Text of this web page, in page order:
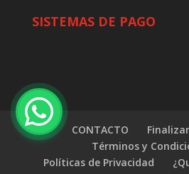
SISTEMAS DE PAGO
CONTACTO
Términos y
Políticas de Privacidad